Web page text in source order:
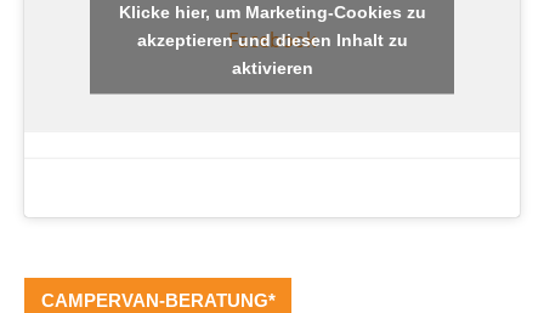
Facebook
Klicke hier, um Marketing-Cookies zu
akzeptieren und diesen Inhalt zu
aktivieren
CAMPERVAN-BERATUNG*